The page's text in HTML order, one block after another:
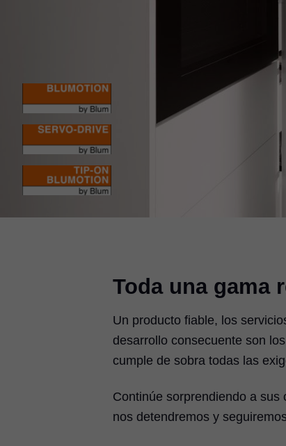
Toda una gama
Un producto fiable, los
desarrollo consecuente son
cumple de sobra todas las
Continúe sorprendiendo a
nos detendremos y